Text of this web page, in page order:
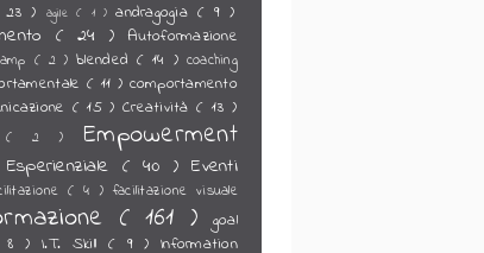
) agile( 1 )andragogia( 9 )
( 24 )Autoformazione
( 2 )blended( 14 ) coaching
( 11 ) comportamento
( 15 )Creatività( 13 )
( 2 ) Empowerment
Esperienziale ( 40 )Eventi
( 4 ) facilitazione visuale
( 161 )
goal
8 )I.T. Skill ( 9 )Information